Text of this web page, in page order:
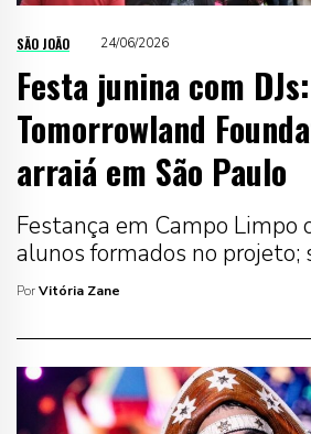
SÃO JOÃO 24/06/2026
Festa junina com DJs:
Tomorrowland
arraiá em São Paulo
Festança em Campo Limpo
alunos formados no projeto;
PorVitória Zane